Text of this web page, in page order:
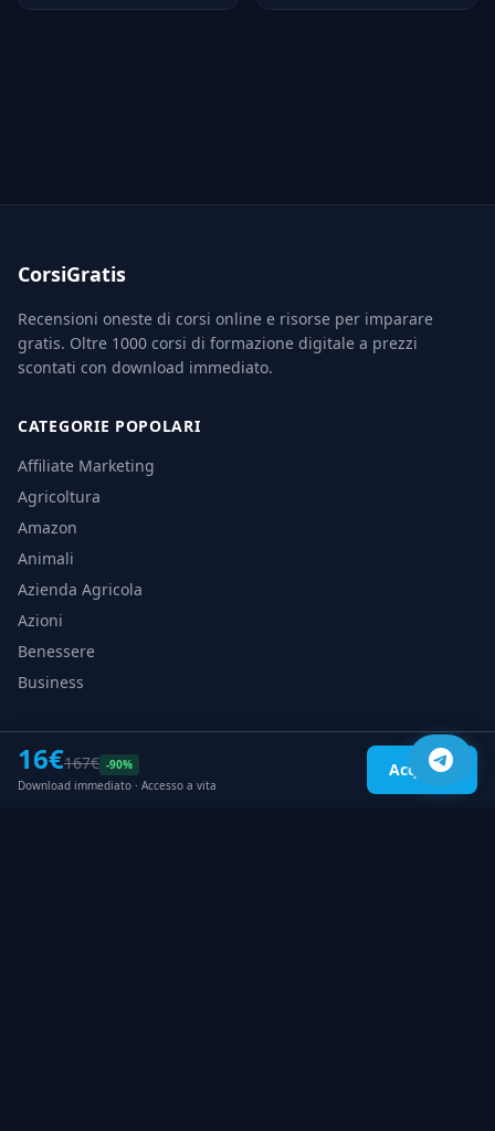
16€167€ -90%
Download immediato · Accesso a vita
Acquista
CorsiGratis
Recensioni oneste di corsi online e risorse per imparare
gratis. Oltre 1000 corsi di formazione digitale a prezzi
scontati con download immediato.
CATEGORIE POPOLARI
Affiliate Marketing
Agricoltura
Amazon
Animali
Azienda Agricola
Azioni
Benessere
Business
LINK UTILI
Catalogo Corsi